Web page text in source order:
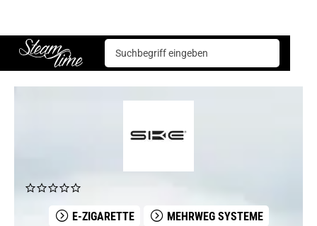
Steam time
E-Zigarette Mehrweg Systeme
SKE Crystal 800
SKE Crystal Pro 800 – Berry Ice – Prefilled Pod 2er Pack
E-ZIGARETTE
MEHRWEG SYSTEME